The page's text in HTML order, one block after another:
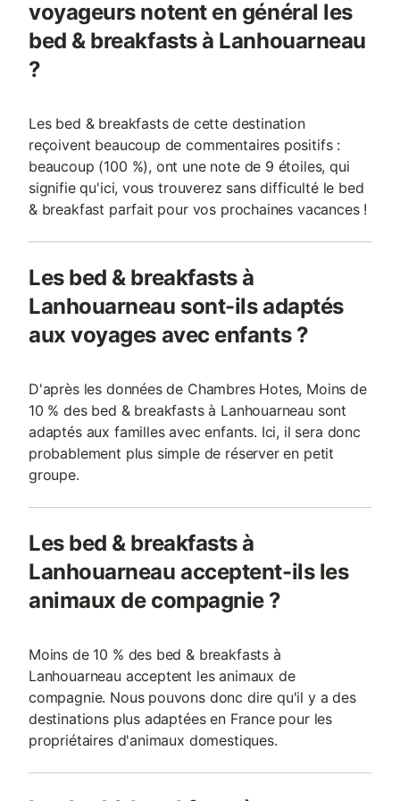
voyageurs notent en général les
bed & breakfasts à Lanhouarneau
?
Les bed & breakfasts de cette destination
reçoivent beaucoup de commentaires positifs :
beaucoup (100 %), ont une note de 9 étoiles, qui
signifie qu'ici, vous trouverez sans difficulté le bed
& breakfast parfait pour vos prochaines vacances !
Les bed & breakfasts à
Lanhouarneau sont-ils adaptés
aux voyages avec enfants ?
D'après les données de Chambres Hotes, Moins de
10 % des bed & breakfasts à Lanhouarneau sont
adaptés aux familles avec enfants. Ici, il sera donc
probablement plus simple de réserver en petit
groupe.
Les bed & breakfasts à
Lanhouarneau acceptent-ils les
animaux de compagnie ?
Moins de 10 % des bed & breakfasts à
Lanhouarneau acceptent les animaux de
compagnie. Nous pouvons donc dire qu'il y a des
destinations plus adaptées en France pour les
propriétaires d'animaux domestiques.